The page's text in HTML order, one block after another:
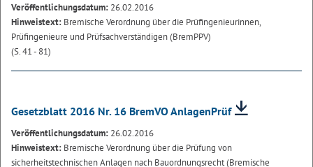
Veröffentlichungsdatum: 26.02.2016
Hinweistext: Bremische Verordnung über die Prüfingenieurinnen,
Prüfingenieure und Prüfsachverständigen (BremPPV)
(S. 41 - 81)
Gesetzblatt 2016 Nr. 16 BremVO AnlagenPrüf
Veröffentlichungsdatum: 26.02.2016
Hinweistext: Bremische Verordnung über die Prüfung von
sicherheitstechnischen Anlagen nach Bauordnungsrecht (Bremische